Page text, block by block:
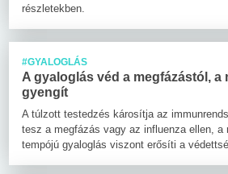
részletekben.
#GYALOGLÁS
A gyaloglás véd a megfázástól, a
gyengít
A túlzott testedzés károsítja az
tesz a megfázás vagy az influenza ellen, a
tempójú gyaloglás viszont erősíti a